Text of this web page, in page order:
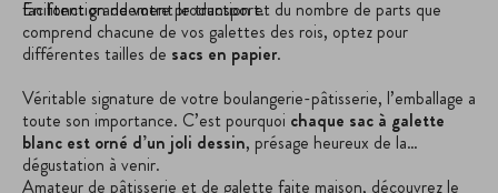
facilitent grandement le transport.
En fonction de votre production et du nombre de parts que
comprend chacune de vos galettes des rois, optez pour
différentes tailles de sacs en papier.
Véritable signature de votre boulangerie-pâtisserie, l’emballage a
toute son importance. C’est pourquoi chaque sac à galette
blanc est orné d’un joli dessin, présage heureux de la
dégustation à venir.
Amateur de pâtisserie et de galette faite maison, découvrez le